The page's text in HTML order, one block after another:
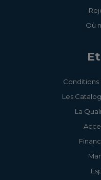
geste
Intense
vous en
3.5.6
l'extension
Où
Conditions
Les
La